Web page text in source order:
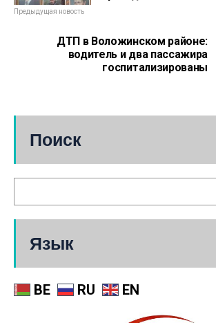
Предыдущая новость
ДТП в Воложинском районе:
водитель и два пассажира
госпитализированы
Поиск
Язык
BE RU EN